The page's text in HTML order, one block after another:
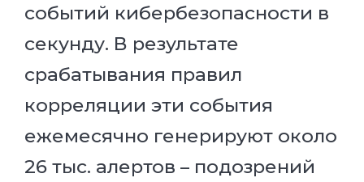
событий кибербезопасности в
секунду. В результате
срабатывания правил
корреляции эти события
ежемесячно генерируют около
26 тыс. алертов – подозрений